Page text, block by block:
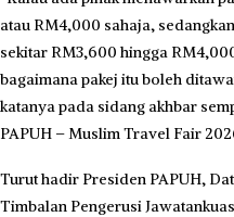
atau RM4,000 sahaja,
sekitar RM3,600 hingga
bagaimana pakej itu boleh
katanya pada sidang akhbar
PAPUH – Muslim Travel Fair
Turut hadir Presiden PAPUH,
Timbalan Pengerusi